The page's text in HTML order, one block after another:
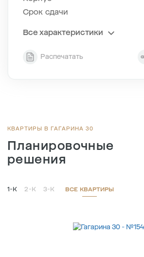
Срок сдачи
Все характеристики
СекцияРаспечатать
КВАРТИРЫ В ГАГАРИНА 30
Планировочные
решения
1-К 2-К 3-К ВСЕ КВАРТИРЫ